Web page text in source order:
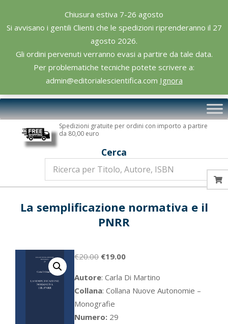
Chiusura estiva 7-26 agosto
Si avvisano i gentili Clienti che le spedizioni riprenderanno il 27
agosto 2026.
Gli ordini pervenuti verranno evasi a partire da tale data.
Per problematiche tecniche potete scrivere a:
admin@editorialescientifica.com Ignora
content
Editoriale
Scientifica
Primary
Navigation
Spedizioni gratuite per ordini con importo a partire
da 80,00 euro
Cerca
La semplificazione normativa e il
PNRR
€20.00 Il
originale
era:
€20.00.
€19.00Il
attuale
è:
Autore: Carla Di Martino
Collana:Collana Nuove Autonomie –
Monografie
Numero: 29